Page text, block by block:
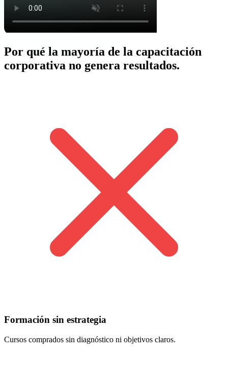
Por qué la mayoría de la capacitación
corporativa no genera resultados.
Formación sin estrategia
Cursos comprados sin diagnóstico ni objetivos claros.